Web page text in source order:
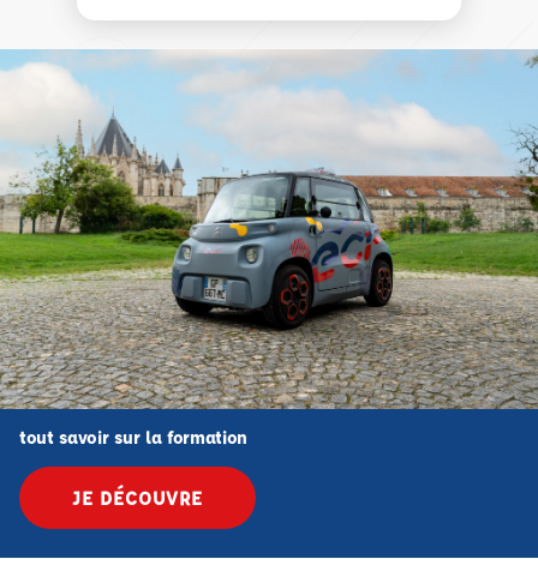
tout savoir sur la formation
JE DÉCOUVRE